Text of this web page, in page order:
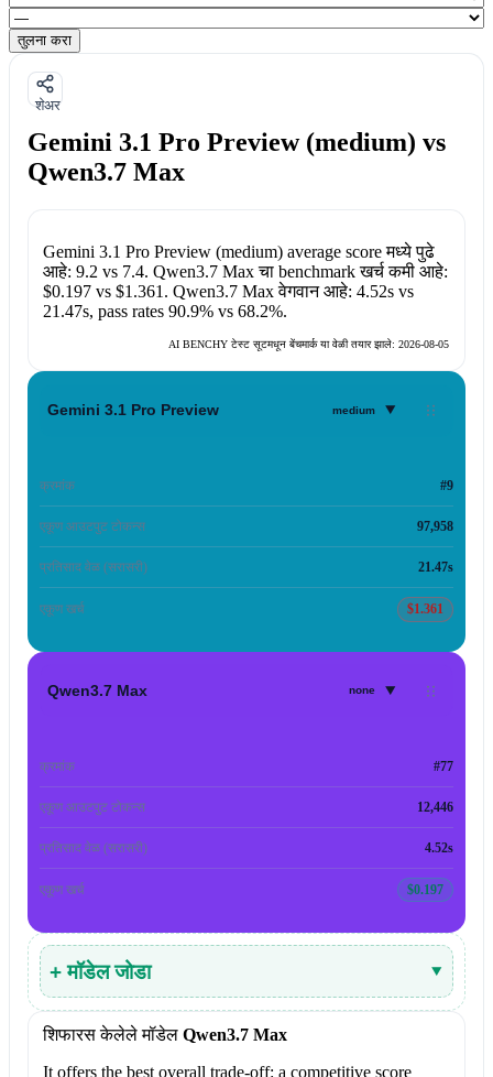
तुलना करा
शेअर
Gemini 3.1 Pro Preview (medium) vs
Qwen3.7 Max
Gemini 3.1 Pro Preview (medium)average score मध्ये पुढे
आहे: 9.2 vs 7.4. Qwen3.7 Maxचा benchmark खर्च कमी आहे:
$0.197vs $1.361 . Qwen3.7 Maxवेगवान आहे: 4.52svs
21.47s, pass rates 90.9%vs 68.2%.
AI BENCHY टेस्ट सूटमधून बेंचमार्क या वेळी तयार झाले: 2026-08-05
Gemini 3.1 Pro Preview medium ▾
क्रमांक #9
एकूण आउटपुट टोकन्स 97,958
प्रतिसाद वेळ (सरासरी) 21.47s
एकूण खर्च $1.361
Qwen3.7 Max none ▾
क्रमांक #77
एकूण आउटपुट टोकन्स 12,446
प्रतिसाद वेळ (सरासरी) 4.52s
एकूण खर्च $0.197
+ मॉडेल जोडा ▾
शिफारस केलेले मॉडेल Qwen3.7 Max
It offers the best overall trade-off: a competitive score